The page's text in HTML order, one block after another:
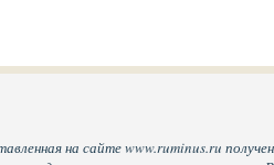
на сайте www.ruminus.ru